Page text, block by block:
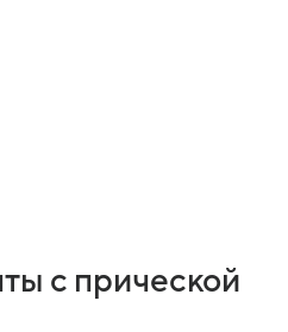
с прической